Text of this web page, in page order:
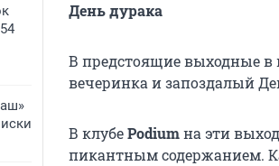
День дурака
В предстоящие выходные в
вечеринка и запоздалый
В клубеPodiumна эти
пикантным содержанием.